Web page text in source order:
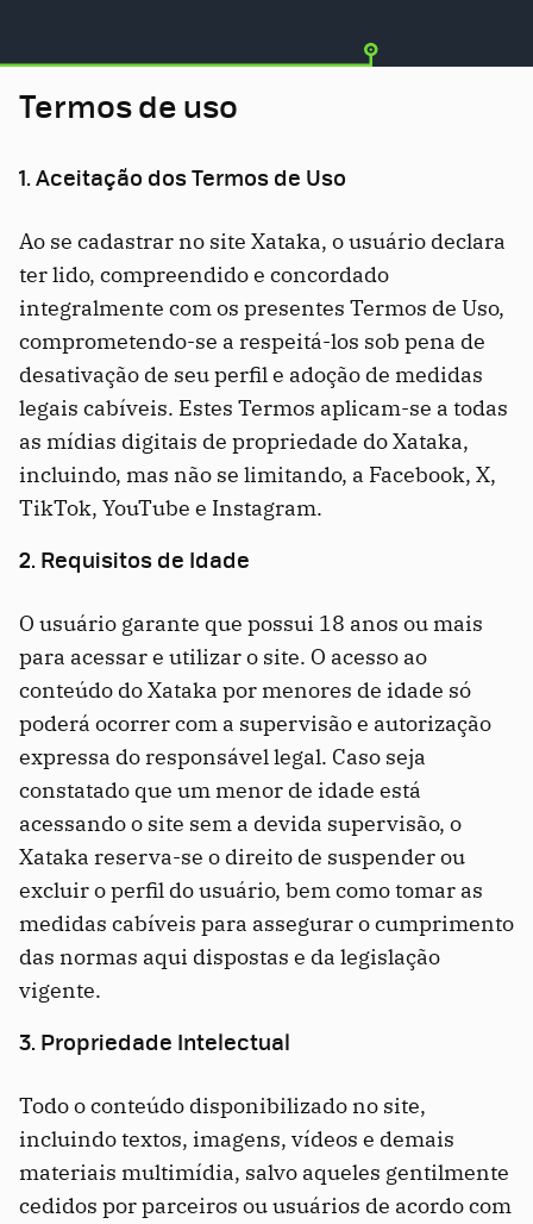
Termos de uso
1. Aceitação dos Termos de Uso
Ao se cadastrar no site Xataka, o usuário declara
ter lido, compreendido e concordado
integralmente com os presentes Termos de Uso,
comprometendo-se a respeitá-los sob pena de
desativação de seu perfil e adoção de medidas
legais cabíveis. Estes Termos aplicam-se a todas
as mídias digitais de propriedade do Xataka,
incluindo, mas não se limitando, a Facebook, X,
TikTok, YouTube e Instagram.
2. Requisitos de Idade
O usuário garante que possui 18 anos ou mais
para acessar e utilizar o site. O acesso ao
conteúdo do Xataka por menores de idade só
poderá ocorrer com a supervisão e autorização
expressa do responsável legal. Caso seja
constatado que um menor de idade está
acessando o site sem a devida supervisão, o
Xataka reserva-se o direito de suspender ou
excluir o perfil do usuário, bem como tomar as
medidas cabíveis para assegurar o cumprimento
das normas aqui dispostas e da legislação
vigente.
3. Propriedade Intelectual
Todo o conteúdo disponibilizado no site,
incluindo textos, imagens, vídeos e demais
materiais multimídia, salvo aqueles gentilmente
cedidos por parceiros ou usuários de acordo com